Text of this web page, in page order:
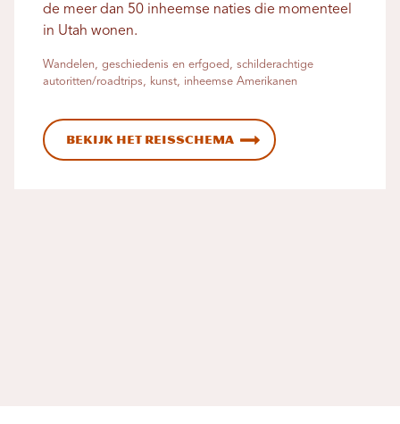
de meer dan 50 inheemse naties die momenteel
in Utah wonen.
Wandelen, geschiedenis en erfgoed, schilderachtige
autoritten/roadtrips, kunst, inheemse Amerikanen
Bekijk het reisschema